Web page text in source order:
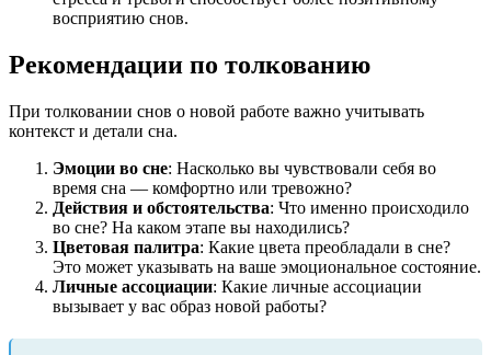
восприятию снов.
Рекомендации по толкованию
При толковании снов о новой работе важно учитывать
контекст и детали сна.
Эмоции во сне: Насколько вы чувствовали себя во
время сна — комфортно или тревожно?
Действия и обстоятельства: Что именно происходило
во сне? На каком этапе вы находились?
Цветовая палитра: Какие цвета преобладали в сне?
Это может указывать на ваше эмоциональное состояние.
Личные ассоциации: Какие личные ассоциации
вызывает у вас образ новой работы?